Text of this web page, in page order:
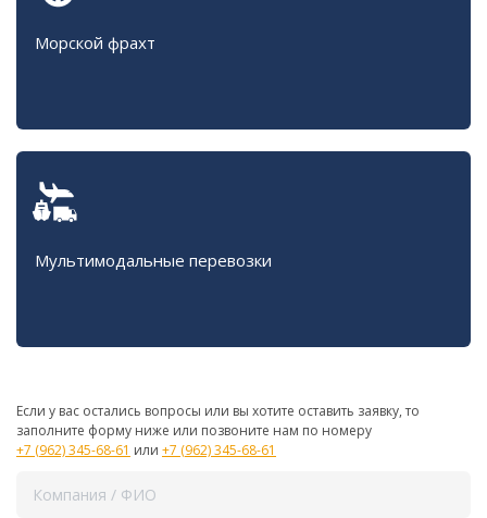
Морской фрахт
Мультимодальные перевозки
Если у вас остались вопросы или вы хотите оставить заявку, то
заполните форму ниже или позвоните нам по номеру
+7 (962) 345-68-61 или +7 (962) 345-68-61